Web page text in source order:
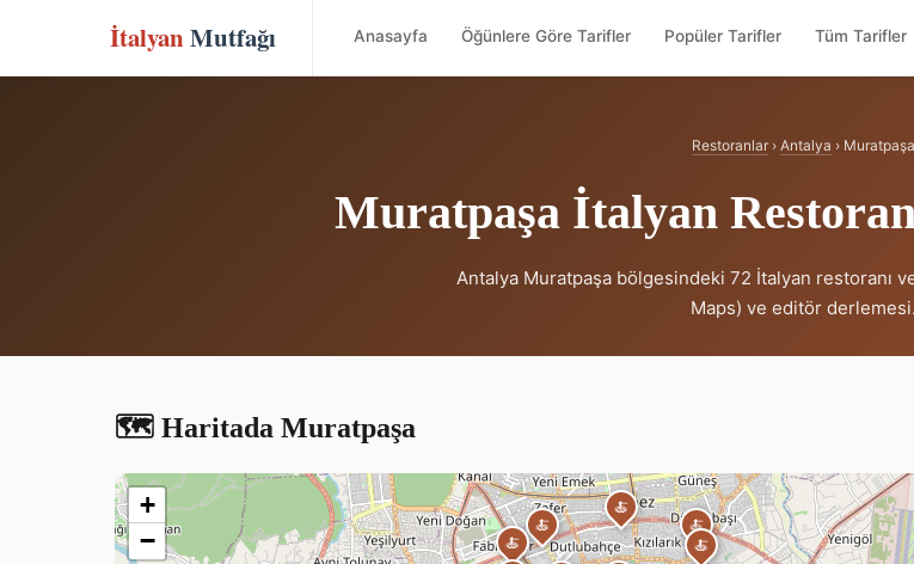
İtalyan Mutfağı Anasayfa Öğünlere Göre Tarifler Popüler Tarifler Tüm Tarifler
Restoranlar› Antalya › Muratpaşa
Muratpaşa İtalyan
Antalya Muratpaşa bölgesindeki 72 İtalyan restoranı
Maps) ve editör derlemesi.
🗺️ Haritada Muratpaşa
🍝
🍝
🍝
🍝
🍝
+
−